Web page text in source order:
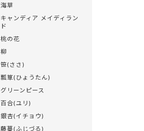
海草
キャンディア メイディラン
ド
桃の花
柳
笹(ささ)
瓢箪(ひょうたん)
グリーンピース
百合(ユリ)
銀杏(イチョウ)
藤蔓(ふじづる)